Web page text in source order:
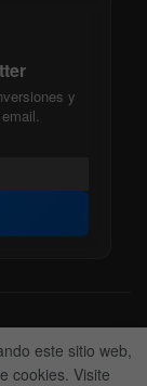
y
Equipoeste sitio web,
cookies. Visite